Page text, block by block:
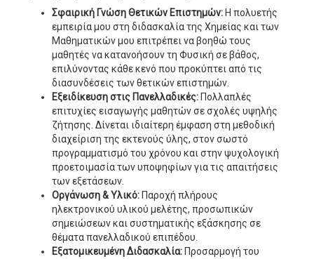
Σφαιρική Γνώση Θετικών Επιστημών: Η πολυετής
εμπειρία μου στη διδασκαλία της Χημείας και των
Μαθηματικών μου επιτρέπει να βοηθώ τους
μαθητές να κατανοήσουν τη Φυσική σε βάθος,
επιλύνοντας κάθε κενό που προκύπτει από τις
διασυνδέσεις των θετικών επιστημών.
Εξειδίκευση στις Πανελλαδικές: Πολλαπλές
επιτυχίες εισαγωγής μαθητών σε σχολές υψηλής
ζήτησης. Δίνεται ιδιαίτερη έμφαση στη μεθοδική
διαχείριση της εκτενούς ύλης, στον σωστό
προγραμματισμό του χρόνου και στην ψυχολογική
προετοιμασία των υποψηφίων για τις απαιτήσεις
των εξετάσεων.
Οργάνωση & Υλικό: Παροχή πλήρους
ηλεκτρονικού υλικού μελέτης, προσωπικών
σημειώσεων και συστηματικής εξάσκησης σε
θέματα πανελλαδικού επιπέδου.
Εξατομικευμένη Διδασκαλία: Προσαρμογή του